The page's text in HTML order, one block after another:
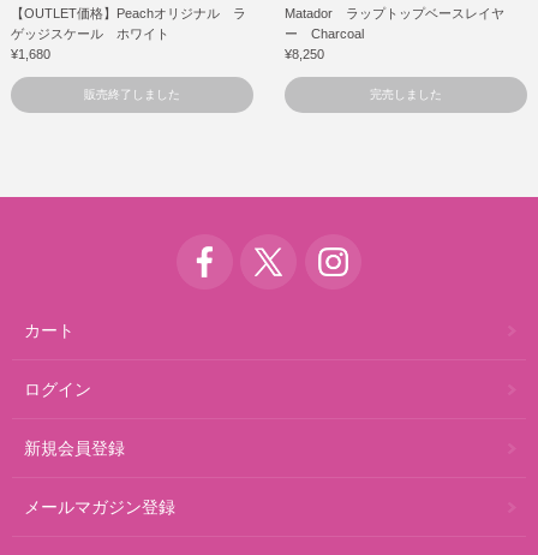
【OUTLET価格】Peachオリジナル ラ
ゲッジスケール ホワイト
¥1,680
販売終了しました
Matador ラップトップベースレイヤ
ー Charcoal
¥8,250
完売しました
カート
ログイン
新規会員登録
メールマガジン登録